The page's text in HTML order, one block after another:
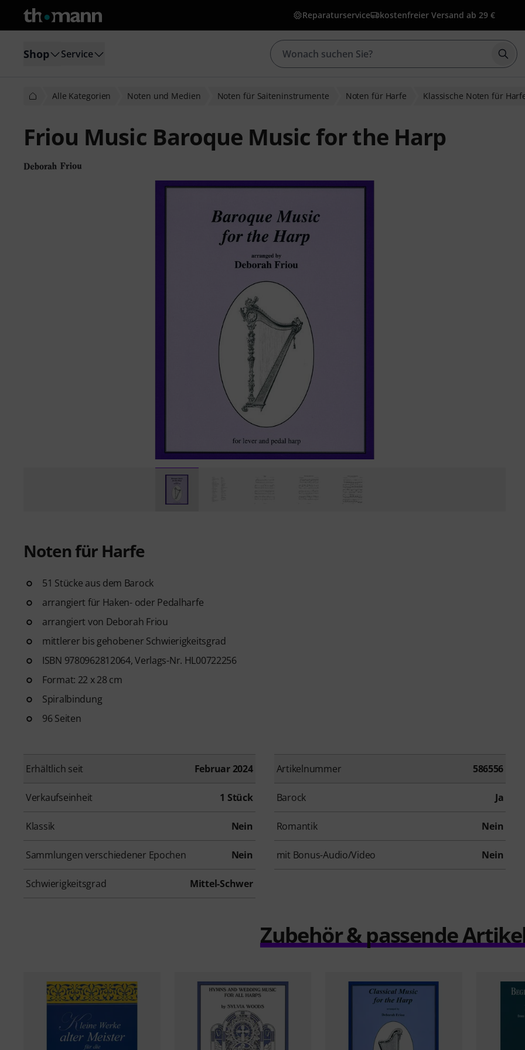
Reparaturservice kostenfreier Versand ab 29 €
Shop Service
Alle Kategorien Noten und Medien Noten für Saiteninstrumente Noten für Harfe Klassische Noten für
Friou Music Baroque Music for the Harp
Noten für Harfe
51 Stücke aus dem Barock
arrangiert für Haken- oder Pedalharfe
arrangiert von Deborah Friou
mittlerer bis gehobener Schwierigkeitsgrad
ISBN 9780962812064, Verlags-Nr. HL00722256
Format: 22 x 28 cm
Spiralbindung
96 Seiten
Erhältlich seit Februar 2024 Artikelnummer 586556
Verkaufseinheit 1 Stück Barock Ja
Klassik Nein Romantik Nein
Sammlungen verschiedener Epochen Nein mit Bonus-Audio/Video Nein
Schwierigkeitsgrad Mittel-Schwer
Zubehör & passende